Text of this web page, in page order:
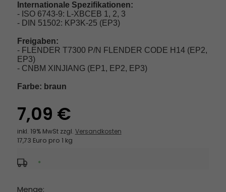
Internationale Spezifikationen:
- ISO 6743-9: L-XBCEB 1, 2, 3
- DIN 51502: KP3K-25 (EP3)
Freigaben:
- FLENDER T7300 P/N FLENDER CODE H14 (EP2,
EP3)
- CNBM XINJIANG (EP1, EP2, EP3)
Farbe: braun
7,09 €
inkl. 19% MwSt zzgl. Versandkosten
17,73 Euro pro 1 kg
*
Menge: